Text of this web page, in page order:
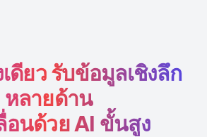
ดียว รับข้อมูลเชิงลึก
หลายด้าน
อนด้วย AI ขั้นสูง